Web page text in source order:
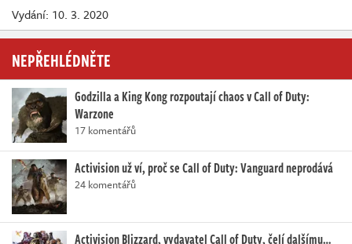
Vydání: 10. 3. 2020
NEPŘEHLÉDNĚTE
Godzilla a King Kong rozpoutají chaos v Call of Duty:
Warzone
17 komentářů
Activision už ví, proč se Call of Duty: Vanguard neprodává
24 komentářů
Activision Blizzard, vydavatel Call of Duty, čelí dalšímu…